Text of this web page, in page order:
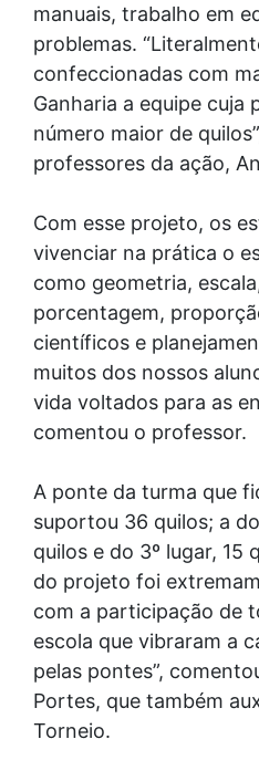
manuais, trabalho em
problemas.
confeccionadas com
Ganharia a equipe cuja
número maior de
professores da ação,
Com esse projeto, os
vivenciar na prática o
como geometria,
porcentagem,
científicos e
muitos dos nossos
vida voltados para as
comentou o professor.
A ponte da turma que
suportou 36 quilos; a
quilos e do 3º lugar, 15
do projeto foi
com a participação de
escola que vibraram a
pelas pontes”,
Portes, que também
Torneio.